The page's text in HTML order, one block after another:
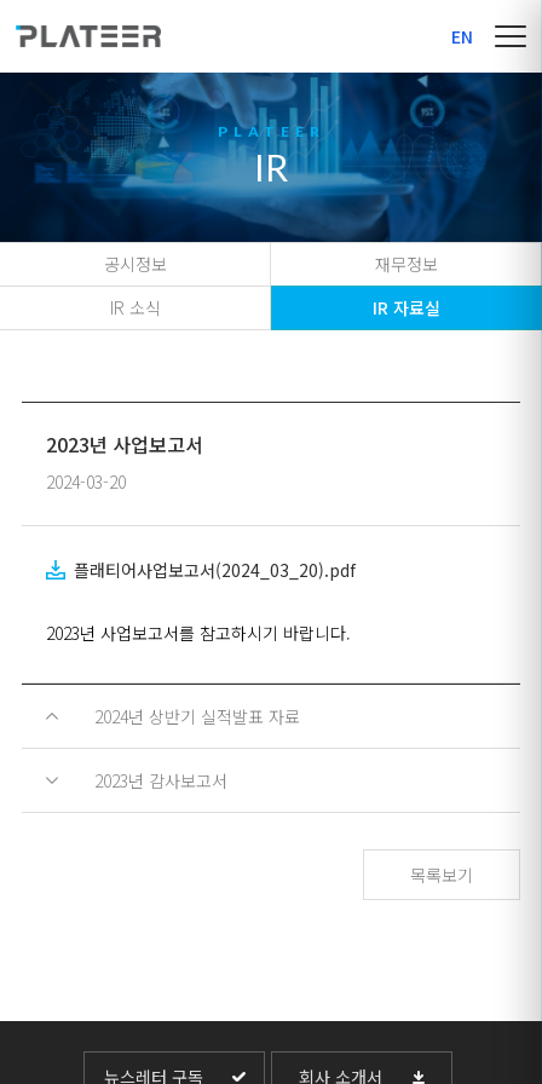
EN
IR
공시정보
재무정보
IR 소식
IR 자료실
2023년 사업보고서
2024-03-20
플래티어사업보고서(2024_03_20).pdf
2023년 사업보고서를 참고하시기 바랍니다.
2024년 상반기 실적발표 자료
2023년 감사보고서
목록보기
뉴스레터 구독 회사 소개서